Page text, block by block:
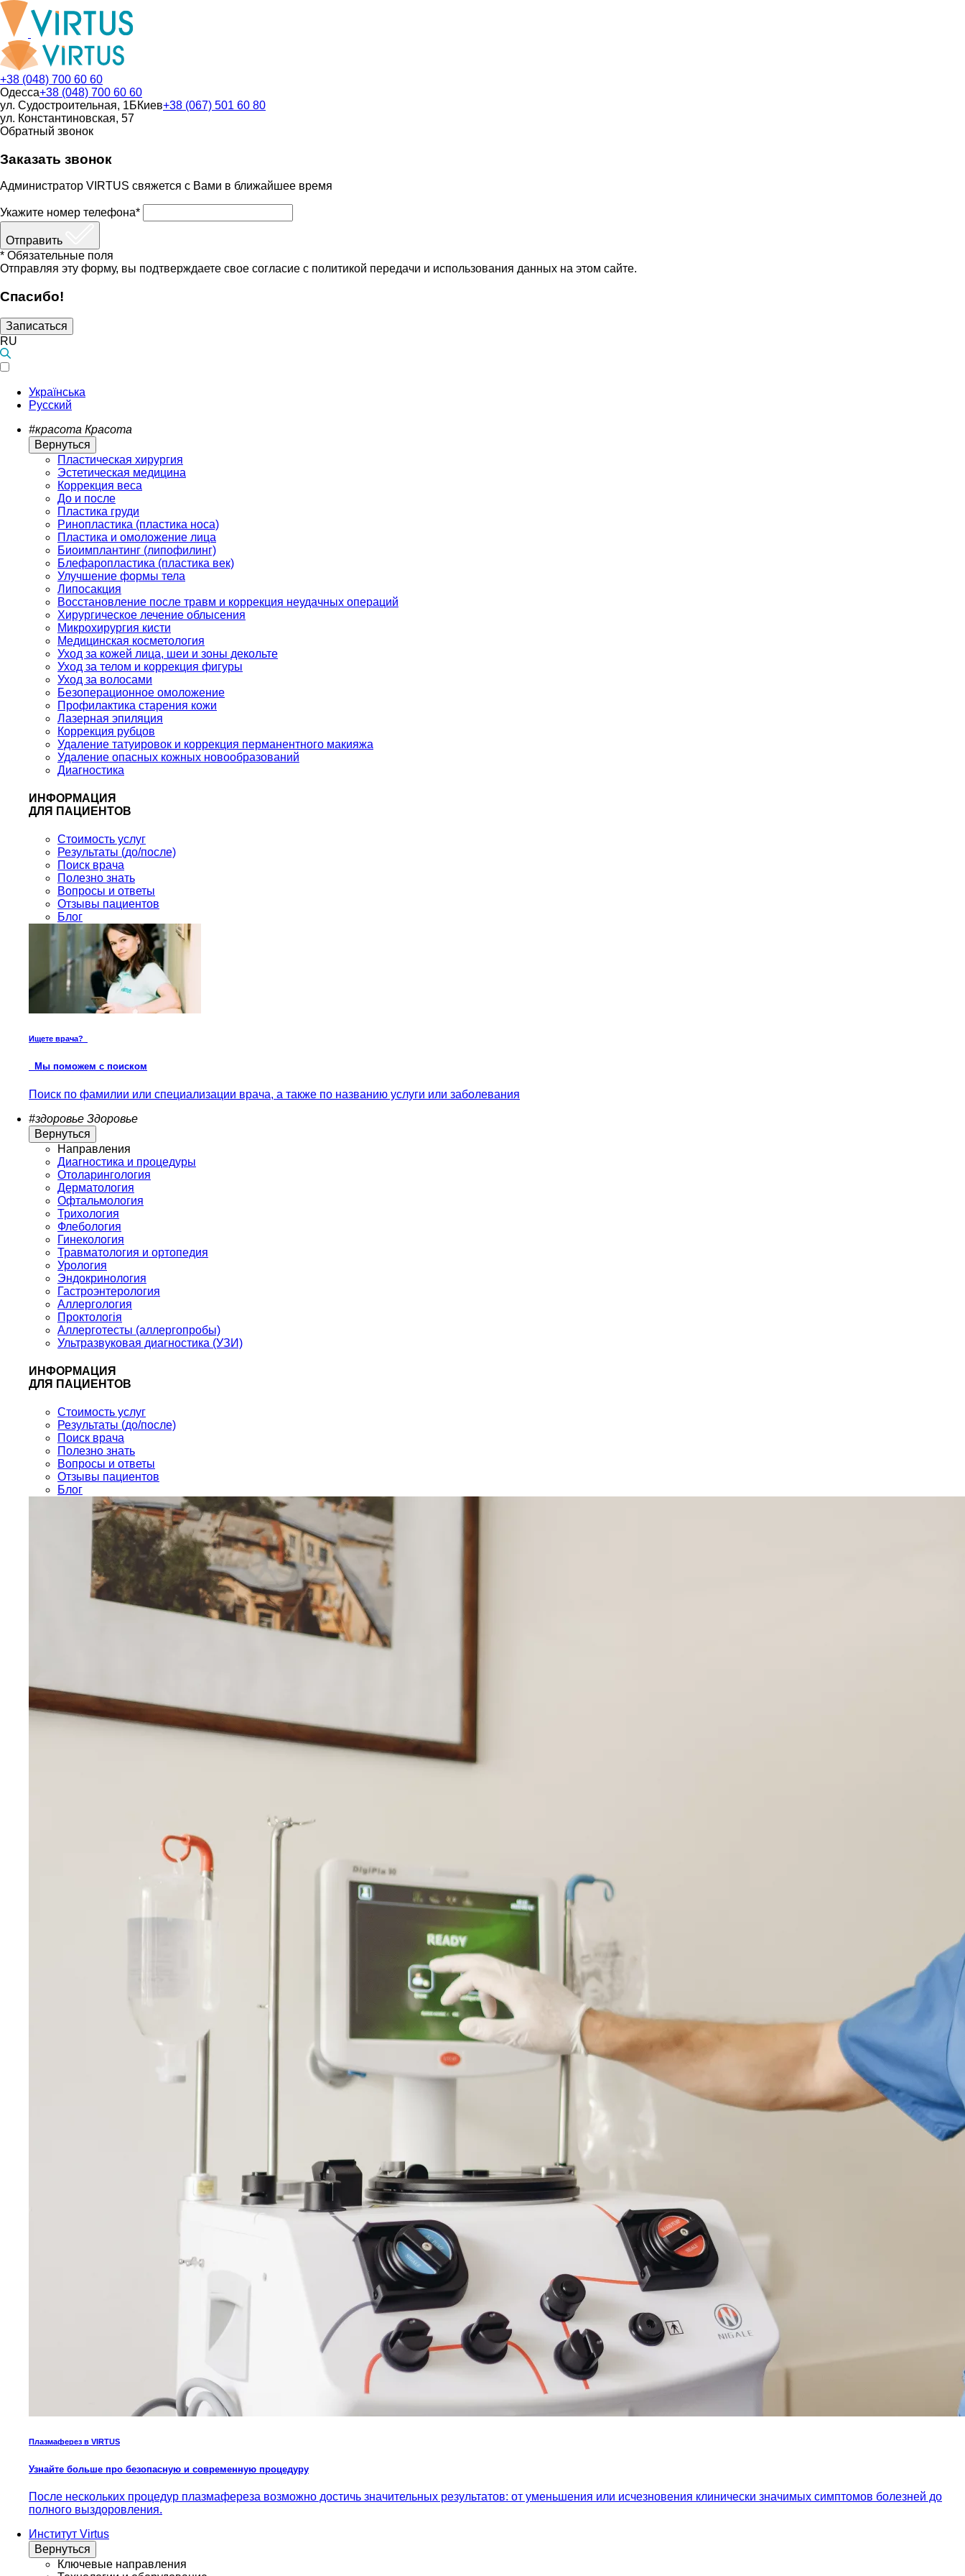
+38 (048) 700 60 60
Одесса+38 (048) 700 60 60
ул. Судостроительная, 1БКиев+38 (067) 501 60 80
ул. Константиновская, 57
Обратный звонок
Заказать звонок
Администратор VIRTUS свяжется с Вами в ближайшее время
Укажите номер телефона*
Отправить
* Обязательные поля
Отправляя эту форму, вы подтверждаете свое согласие с политикой передачи и использования данных на этом сайте.
Спасибо!
Записаться
RU
Українська
Русский
#красота Красота
Вернуться
Пластическая хирургия
Эстетическая медицина
Коррекция веса
До и после
Пластика груди
Ринопластика (пластика носа)
Пластика и омоложение лица
Биоимплантинг (липофилинг)
Блефаропластика (пластика век)
Улучшение формы тела
Липосакция
Восстановление после травм и коррекция неудачных операций
Хирургическое лечение облысения
Микрохирургия кисти
Медицинская косметология
Уход за кожей лица, шеи и зоны декольте
Уход за телом и коррекция фигуры
Уход за волосами
Безоперационное омоложение
Профилактика старения кожи
Лазерная эпиляция
Коррекция рубцов
Удаление татуировок и коррекция перманентного макияжа
Удаление опасных кожных новообразований
Диагностика
ИНФОРМАЦИЯ
ДЛЯ ПАЦИЕНТОВ
Стоимость услуг
Результаты (до/после)
Поиск врача
Полезно знать
Вопросы и ответы
Отзывы пациентов
Блог
Ищете врача?
Мы поможем с поиском
Поиск по фамилии или специализации врача, а также по названию услуги или заболевания
#здоровье Здоровье
Вернуться
Направления
Диагностика и процедуры
Отоларингология
Дерматология
Офтальмология
Трихология
Флебология
Гинекология
Травматология и ортопедия
Урология
Эндокринология
Гастроэнтерология
Аллергология
Проктологія
Аллерготесты (аллергопробы)
Ультразвуковая диагностика (УЗИ)
ИНФОРМАЦИЯ
ДЛЯ ПАЦИЕНТОВ
Стоимость услуг
Результаты (до/после)
Поиск врача
Полезно знать
Вопросы и ответы
Отзывы пациентов
Блог
Плазмаферез в VIRTUS
Узнайте больше про безопасную и современную процедуру
После нескольких процедур плазмафереза возможно достичь значительных результатов: от уменьшения или исчезновения клинически значимых симптомов болезней до
полного выздоровления.
Институт Virtus
Вернуться
Ключевые направления